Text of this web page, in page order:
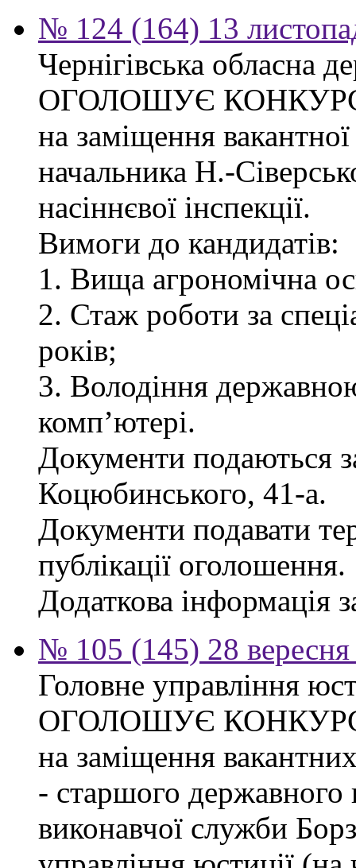
№ 124 (164) 13
Чернігівська обласна
ОГОЛОШУЄ
на заміщення
начальника Н.-
насіннєвої інспекції.
Вимоги до кандидатів:
1. Вища агрономічна
2. Стаж роботи за
років;
3. Володіння
комп’ютері.
Документи подаються
Коцюбинського, 41-а.
Документи подавати
публікації оголошення.
Додаткова інформація
№ 105 (145) 28 вересня
Головне управління
ОГОЛОШУЄ
на заміщення
- старшого державного
виконавчої служби